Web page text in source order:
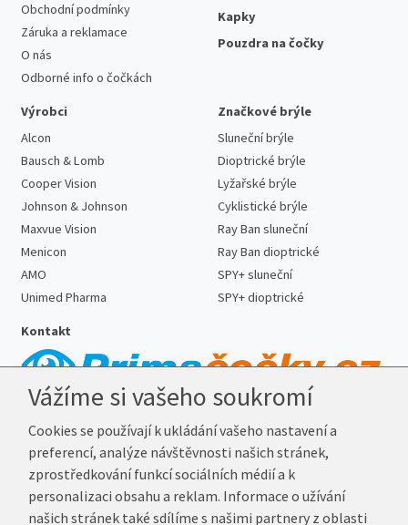
Obchodní podmínky
Záruka a reklamace
O nás
Odborné info o čočkách
Kapky
Pouzdra na čočky
Výrobci
Alcon
Bausch & Lomb
Cooper Vision
Johnson & Johnson
Maxvue Vision
Menicon
AMO
Unimed Pharma
Značkové brýle
Sluneční brýle
Dioptrické brýle
Lyžařské brýle
Cyklistické brýle
Ray Ban sluneční
Ray Ban dioptrické
SPY+ sluneční
SPY+ dioptrické
Kontakt
E-mail:info@prima-cocky.cz
Reklamační adresa
Andrea Votavová
Revoluční 1017
Vážíme si vašeho soukromí
Cookies se používají k ukládání vašeho nastavení a
preferencí, analýze návštěvnosti našich stránek,
zprostředkování funkcí sociálních médií a k
personalizaci obsahu a reklam. Informace o užívání
našich stránek také sdílíme s našimi partnery z oblasti